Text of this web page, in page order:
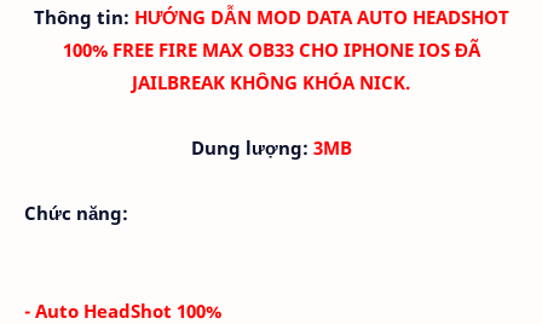
Thông tin: HƯỚNG DẪN MOD DATA AUTO HEADSHOT
100% FREE FIRE MAX OB33 CHO IPHONE IOS ĐÃ
JAILBREAK KHÔNG KHÓA NICK.
Dung lượng: 3MB
Chức năng:
- Auto HeadShot 100%